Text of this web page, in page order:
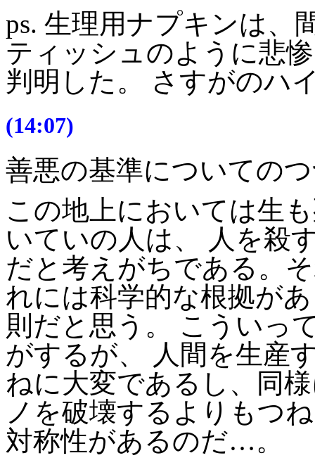
ps. 生理用ナプキンは、
ティッシュのように悲
判明した。 さすがのハ
(14:07)
善悪の基準についての
この地上においては生
いていの人は、 人を殺
だと考えがちである。
れには科学的な根拠が
則だと思う。 こういっ
がするが、 人間を生産
ねに大変であるし、同
ノを破壊するよりもつ
対称性があるのだ…。